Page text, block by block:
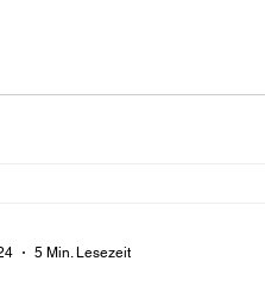
5 Min. Lesezeit